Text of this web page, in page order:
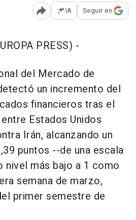
Abrir opciones para
IA Seguir en
PRESS) -
del Mercado de
un incremento del
financieros tras el
Estados Unidos
Irán, alcanzando un
puntos --de una escala
nivel más bajo a 1 como
semana de marzo,
primer semestre de